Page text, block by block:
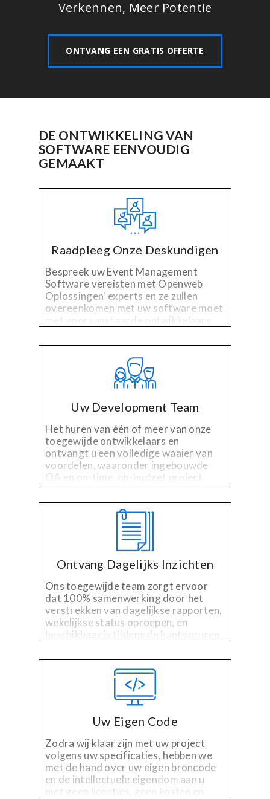
Verkennen, Meer Potentie
ONTVANG EEN GRATIS OFFERTE
DE ONTWIKKELING VAN
SOFTWARE EENVOUDIG
GEMAAKT
Raadpleeg Onze Deskundigen
Bespreek uw Event Management
Software vereisten met Openweb
Oplossingen' experts en ze zullen
overeenkomen met uw software moet
met vooraanstaande ontwikkelaars
gespecialiseerde technologie en
ervaring in de industrie.
Uw Development Team
Het huren van één of meer van onze
toegewijde ontwikkelaars en
ontvangt u een volledige waaier van
voordelen, waaronder ingebouwde
QA en on-time, on-budget project
Ontvang Dagelijks Inzichten
Ons toegewijde team zorgt ervoor
dat 100% samenwerking door het
verstrekken van dagelijkse rapporten,
wekelijkse status oproepen, en
beschikbaar is tijdens de kantooruren
problemen.
Uw Eigen Code
Zodra wij klaar zijn met uw project
volgens uw specificaties, hebben we
met de hand over uw eigen broncode
en de intellectuele eigendom aan u
met geen licenties, geen kosten en